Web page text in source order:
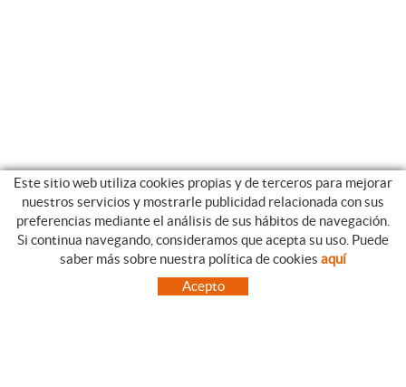
CATEGORIAS GUIA DE COMPRA
CONDICIONES DE COMPRA
PAGO
Este sitio web utiliza cookies propias y de terceros para mejorar
nuestros servicios y mostrarle publicidad relacionada con sus
preferencias mediante el análisis de sus hábitos de navegación.
Si continua navegando, consideramos que acepta su uso. Puede
saber más sobre nuestra política de cookies aquí
Acepto